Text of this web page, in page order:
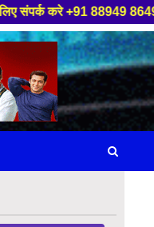
88949 86499 ,हमारे